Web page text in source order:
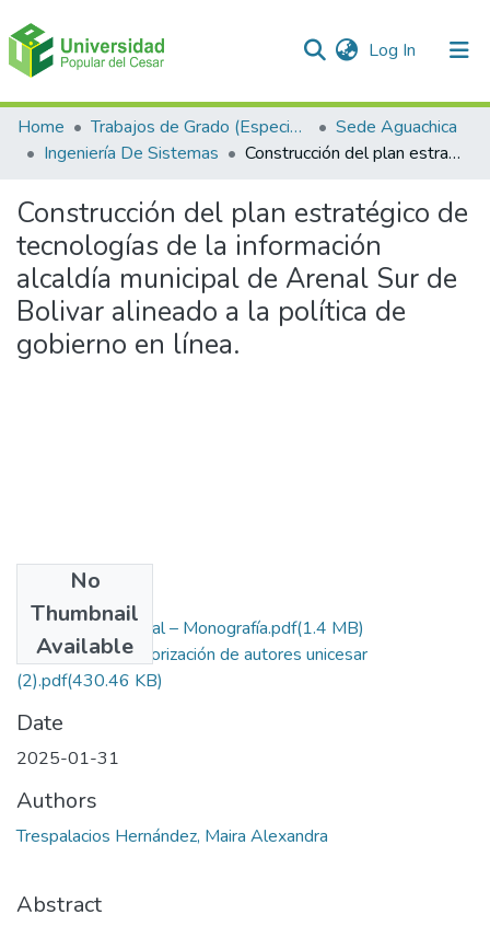
Log In (current)
Communities & Collections
All of DSpace
Statistics
Home Trabajos de Grado (Especializaciones y Pregrados)
Sede Aguachica
Ingeniería De Sistemas
Construcción del plan estratégico de tecnologías de la información alcaldía municipal de Arenal Sur de Bolivar alineado a la política de gobierno en línea.
Construcción del plan estratégico de
tecnologías de la información
alcaldía municipal de Arenal Sur de
Bolivar alineado a la política de
gobierno en línea.
No
Thumbnail
Available
3. Formato 3 digital – Monografía.pdf(1.4 MB)
2. Licencia y autorización de autores unicesar
(2).pdf(430.46 KB)
Date
2025-01-31
Authors
Trespalacios Hernández, Maira Alexandra
Abstract